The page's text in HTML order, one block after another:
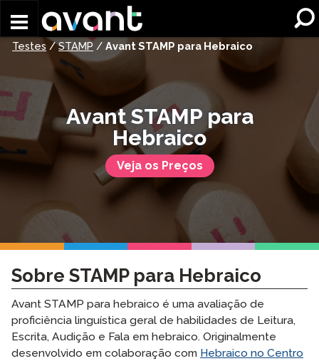
Testes /STAMP / Avant STAMP para Hebraico
Avant STAMP para
Hebraico
Veja os Preços
Sobre STAMP para Hebraico
Avant STAMP para hebraico é uma avaliação de
proficiência linguística geral de habilidades de Leitura,
Escrita, Audição e Fala em hebraico. Originalmente
desenvolvido em colaboração com Hebraico no Centro